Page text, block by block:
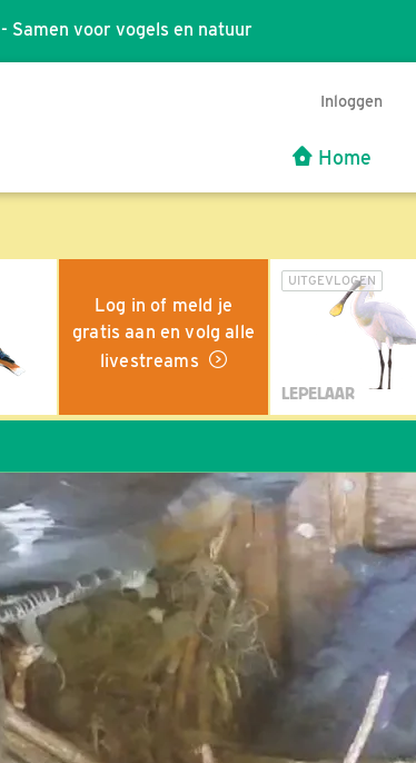
- Samen voor vogels en natuur
Inloggen
Home
Log in of meld je
gratis aan en volg alle
livestreams
UITGEVLOGEN
LEPELAAR